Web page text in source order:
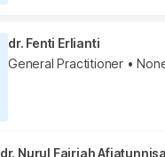
dr. Fenti Erlianti
General Practitioner •
dr. Nurul Fajriah Afiatunnisa